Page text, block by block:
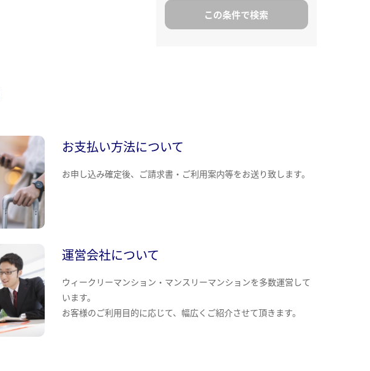
お支払い方法について
お申し込み確定後、ご請求書・ご利用案内等をお送り致します。
運営会社について
ウィークリーマンション・マンスリーマンションを多数運営して
います。
お客様のご利用目的に応じて、幅広くご紹介させて頂きます。